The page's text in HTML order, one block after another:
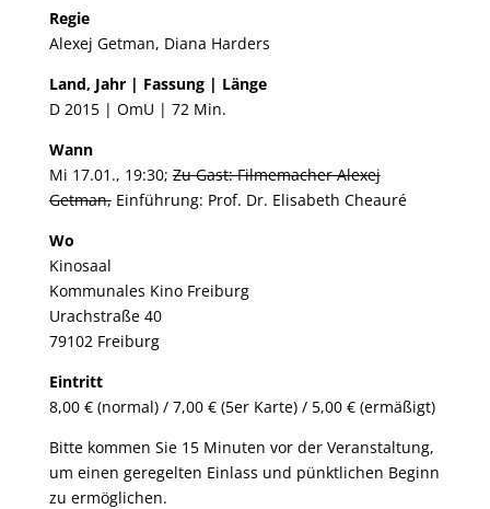
Regie​
Alexej Getman, Diana Harders
Land, Jahr | Fassung | Länge
D 2015 | OmU | 72 Min.
Wann
Mi 17.01., 19:30;Zu Gast: Filmemacher Alexej
Getman,Einführung: Prof. Dr. Elisabeth Cheauré
Wo
Kinosaal
Kommunales Kino Freiburg
Urachstraße 40
79102 Freiburg
Eintritt
8,00 € (normal) / 7,00 € (5er Karte) / 5,00 € (ermäßigt)
Bitte kommen Sie 15 Minuten vor der Veranstaltung,
um einen geregelten Einlass und pünktlichen Beginn
zu ermöglichen.